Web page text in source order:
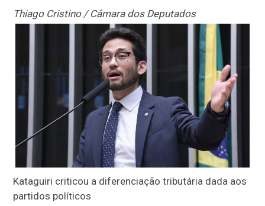
Thiago Cristino / Câmara dos Deputados
Kataguiri criticou a diferenciação tributária dada aos
partidos políticos